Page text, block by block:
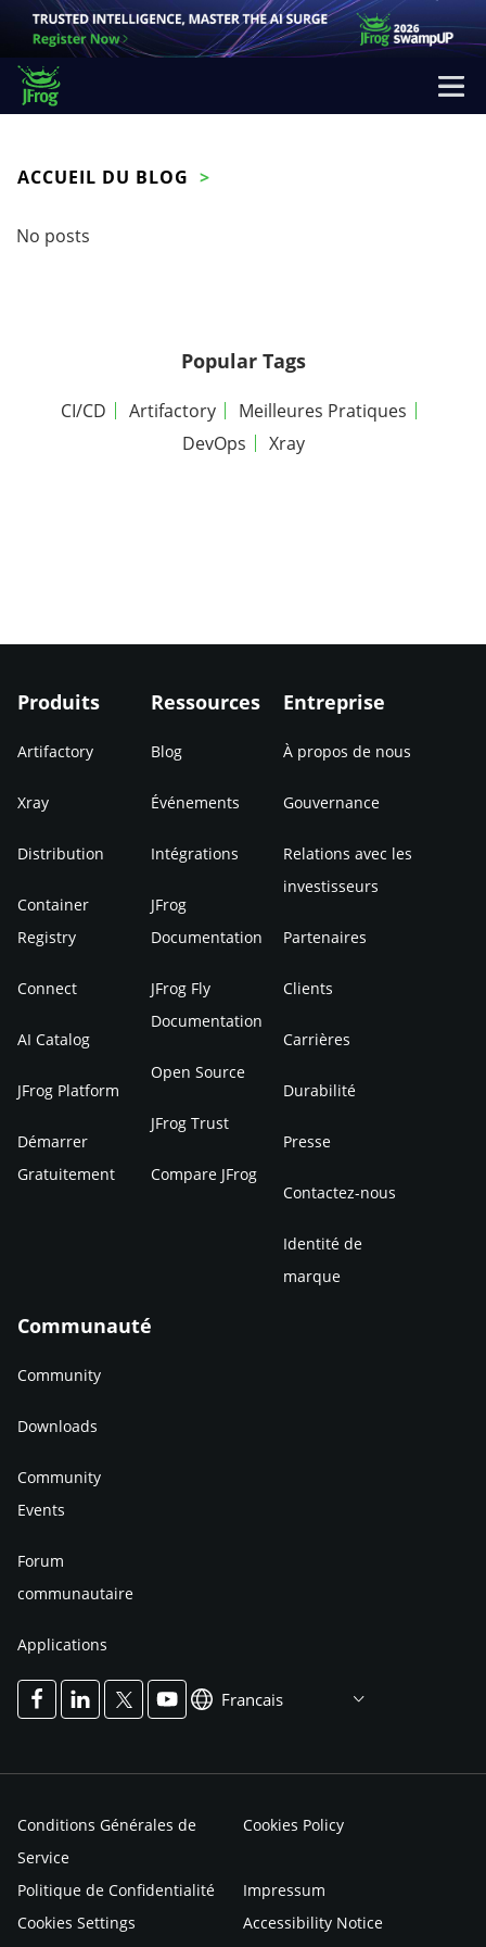
ACCUEIL DU BLOG
No posts
Popular Tags
CI/CD Artifactory
Meilleures Pratiques
DevOps
Xray
Produits
Artifactory
Xray
Distribution
Container
Registry
Connect
AI Catalog
JFrog Platform
Démarrer
Gratuitement
Ressources
Blog
Événements
Intégrations
JFrog
Documentation
JFrog Fly
Documentation
Open Source
JFrog Trust
Compare JFrog
Entreprise
À propos de nous
Gouvernance
Relations avec les
investisseurs
Partenaires
Clients
Carrières
Durabilité
Presse
Contactez-nous
Identité de
marque
Communauté
Community
Downloads
Community
Events
Forum
communautaire
Applications
Francais
Conditions Générales de
Service
Cookies Policy
Politique de Confidentialité
Impressum
Cookies Settings
Accessibility Notice